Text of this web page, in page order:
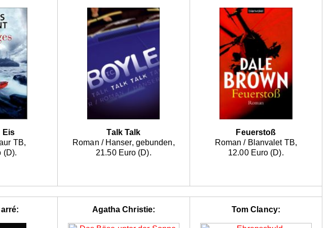
Eis
TB,
(D).
Talk Talk
Roman / Hanser, gebunden,
21.50 Euro (D).
Feuerstoß
Roman / Blanvalet TB,
12.00 Euro (D).
Agatha Christie: Tom Clancy: